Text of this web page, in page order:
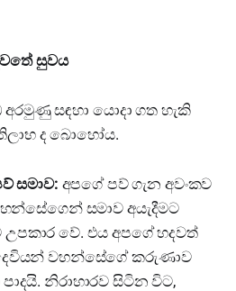
සුවය
අරමුණු සඳහා යොදා ගත හැකි
ද බොහෝය.
සමාව: අපගේ පව් ගැන අවංකව
සමාව අයැදීමට
උපකාර වේ. එය අපගේ හදවත්
වහන්සේගේ කරුණාව
නිරාහාරව සිටින විට,